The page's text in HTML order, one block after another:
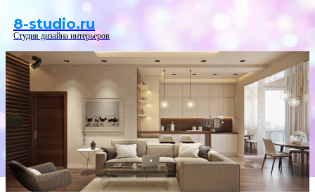
8-studio.ru
Студия дизайна интерьеров